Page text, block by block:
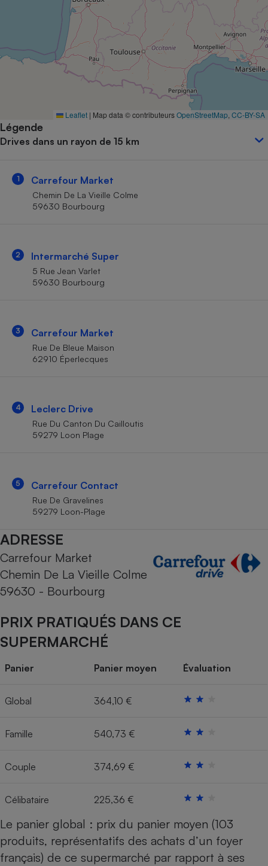
Leaflet | Map data © contributeursOpenStreetMap CC-BY-SA
Légende
Drives dans un rayon de 15 km
1 Carrefour Market
Chemin De La Vieille Colme
59630 Bourbourg
2 Intermarché Super
5 Rue Jean Varlet
59630 Bourbourg
3 Carrefour Market
Rue De Bleue Maison
62910 Éperlecques
4 Leclerc Drive
Rue Du Canton Du Cailloutis
59279 Loon Plage
5 Carrefour Contact
Rue De Gravelines
59279 Loon-Plage
ADRESSE
Carrefour Market
Chemin De La Vieille Colme
59630 - Bourbourg
PRIX PRATIQUÉS DANS CE
SUPERMARCHÉ
Panier Panier moyen Évaluation
Global 364,10 €
Famille 540,73 €
Couple 374,69 €
Célibataire 225,36 €
Le panier global : prix du panier moyen (103
produits, représentatifs des achats d’un foyer
français) de ce supermarché par rapport à ses
Complément
alimentaire
Assurance emprunteur
Banque
Petit électroménager -
Cafetière à expressos
Matelas
Mutuelle